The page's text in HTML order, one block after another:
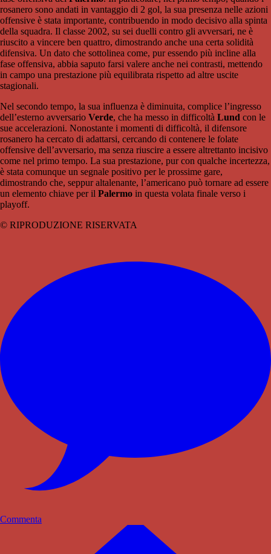
rosanero sono andati in vantaggio di 2 gol, la sua presenza nelle azioni
offensive è stata importante, contribuendo in modo decisivo alla spinta
della squadra. Il classe 2002, su sei duelli contro gli avversari, ne è
riuscito a vincere ben quattro, dimostrando anche una certa solidità
difensiva. Un dato che sottolinea come, pur essendo più incline alla
fase offensiva, abbia saputo farsi valere anche nei contrasti, mettendo
in campo una prestazione più equilibrata rispetto ad altre uscite
stagionali.
Nel secondo tempo, la sua influenza è diminuita, complice l’ingresso
dell’esterno avversario Verde, che ha messo in difficoltà Lund con le
sue accelerazioni. Nonostante i momenti di difficoltà, il difensore
rosanero ha cercato di adattarsi, cercando di contenere le folate
offensive dell’avversario, ma senza riuscire a essere altrettanto incisivo
come nel primo tempo. La sua prestazione, pur con qualche incertezza,
è stata comunque un segnale positivo per le prossime gare,
dimostrando che, seppur altalenante, l’americano può tornare ad essere
un elemento chiave per il Palermo in questa volata finale verso i
playoff.
© RIPRODUZIONE RISERVATA
Commenta